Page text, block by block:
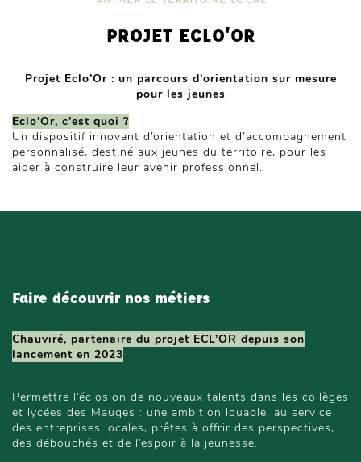
PROJET ECLO’OR
Projet Eclo’Or : un parcours d’orientation sur mesure
pour les jeunes
Eclo’Or, c’est quoi ?
Un dispositif innovant d’orientation et d’accompagnement
personnalisé, destiné aux jeunes du territoire, pour les
aider à construire leur avenir professionnel.
Faire découvrir nos métiers
Chauviré, partenaire du projet ECL’OR depuis son
lancement en 2023
Permettre l’éclosion de nouveaux talents dans les collèges
et lycées des Mauges : une ambition louable, au service
des entreprises locales, prêtes à offrir des perspectives,
des débouchés et de l’espoir à la jeunesse.